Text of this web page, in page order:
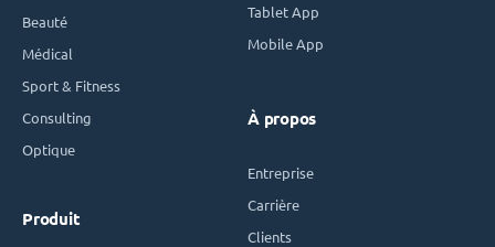
Beauté
Médical
Sport & Fitness
Consulting
Optique
Produit
Tablet App
Mobile App
À propos
Entreprise
Carrière
Clients